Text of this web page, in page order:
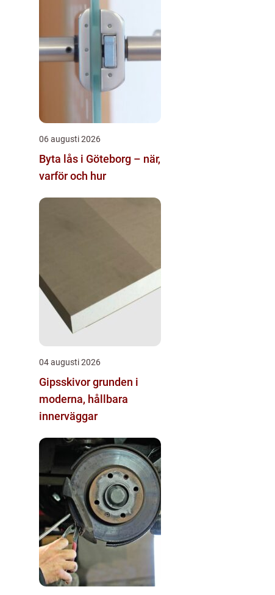
06 augusti 2026
Byta lås i Göteborg – när,
varför och hur
04 augusti 2026
Gipsskivor grunden i
moderna, hållbara
innerväggar